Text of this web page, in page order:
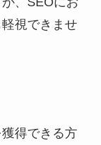
軽視できませ
得できる方